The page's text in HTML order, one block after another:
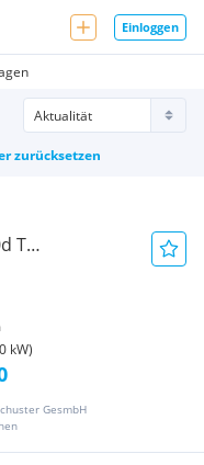
Einloggen
zurücksetzen
T
kW)
GesmbH